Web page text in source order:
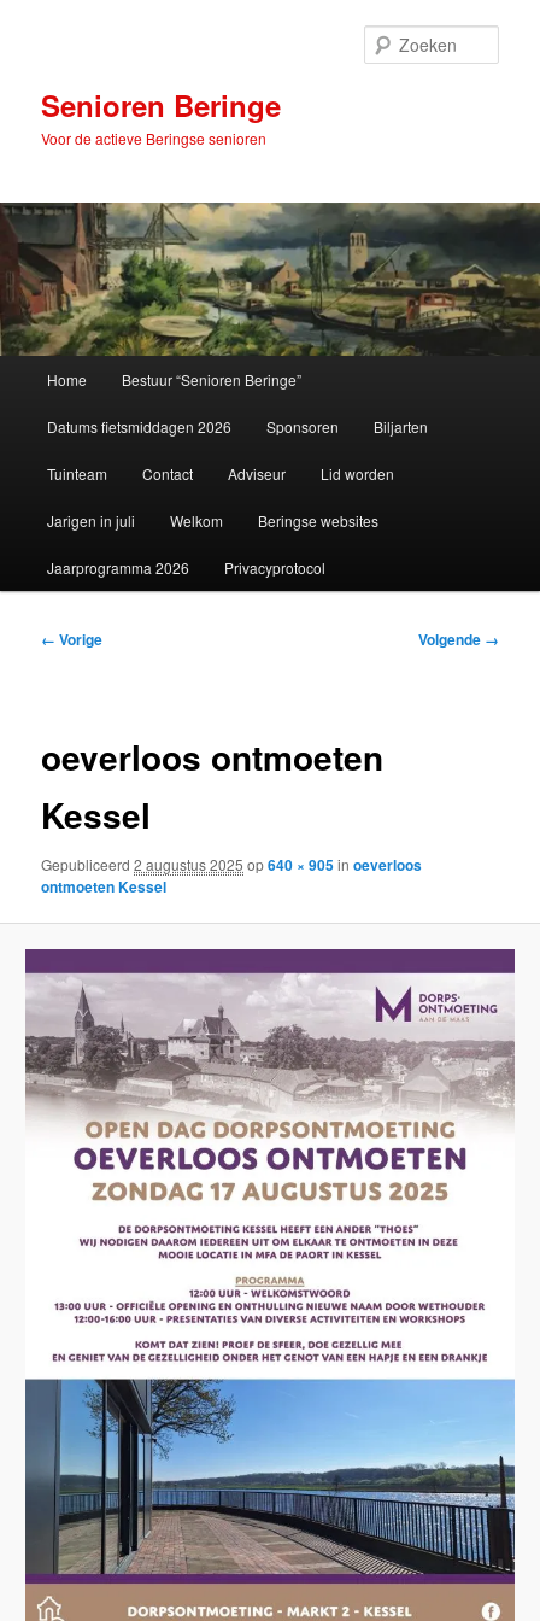
inhoudSenioren Beringe
Voor de actieve Beringse senioren
Home Bestuur “Senioren Beringe”
Datums fietsmiddagen 2026 Sponsoren Biljarten
Tuinteam Contact Adviseur Lid worden
Jarigen in juli Welkom Beringse websites
Jaarprogramma 2026 Privacyprotocol
Afbeeldingsnavigatie
← Vorige Volgende →
oeverloos ontmoeten
Kessel
Gepubliceerd2 augustus 2025 op640 × 905inoeverloos
ontmoeten Kessel